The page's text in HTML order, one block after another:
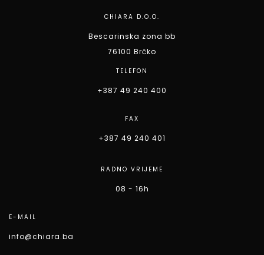
CHIARA D.O.O.
Bescarinska zona bb
76100 Brčko
TELEFON
+387 49 240 400
FAX
+387 49 240 401
RADNO VRIJEME
08 - 16h
E-MAIL
info@chiara.ba